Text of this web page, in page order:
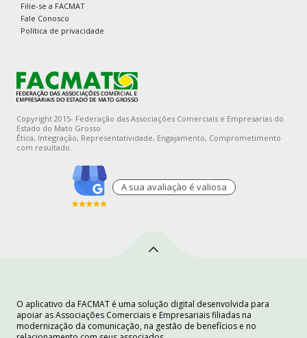
Filie-se a FACMAT
Fale Conosco
Política de privacidade
Copyright 2015- Federação das Associações Comerciais e Empresarias do
Estado do Mato Grosso
Ética, Integração, Representatividade, Engajamento, Comprometimento
com resultado.
A sua avaliaçào é valiosa
O aplicativo da FACMAT é uma solução digital desenvolvida para
apoiar as Associações Comerciais e Empresariais filiadas na
modernização da comunicação, na gestão de benefícios e no